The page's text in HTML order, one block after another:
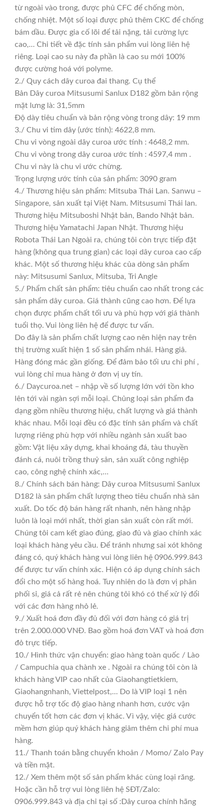
từ ngoài vào trong, được phủ CFC để chống mòn,
chống nhiệt. Một số loại được phủ thêm CKC để chống
bám dầu. Được gia cố lõi để tải nặng, tải cường lực
cao,… Chi tiết về đặc tính sản phẩm vui lòng liên hệ
riêng. Loại cao su này đa phần là cao su mới 100%
được cường hoá với polyme.
2./ Quy cách dây curoa đai thang. Cụ thể
Bản Dây curoa Mitsusumi Sanlux D182 gồm bản rộng
mặt lưng là: 31,5mm
Độ dày tiêu chuẩn và bản rộng vòng trong dây: 19 mm
3./ Chu vi tim dây (ước tính): 4622,8 mm.
Chu vi vòng ngoài dây curoa ước tính : 4648,2 mm.
Chu vi vòng trong dây curoa ước tính : 4597,4 mm .
Chu vi này là chu vi ước chừng.
Trọng lượng ước tính của sản phẩm: 3090 gram
4./ Thương hiệu sản phẩm: Mitsuba Thái Lan. Sanwu –
Singapore, sản xuất tại Việt Nam. Mitsusumi Thái lan.
Thương hiệu Mitsuboshi Nhật bản, Bando Nhật bản.
Thương hiệu Yamatachi Japan Nhật. Thương hiệu
Robota Thái Lan Ngoài ra, chúng tôi còn trực tiếp đặt
hàng (không qua trung gian) các loại dây curoa cao cấp
khác. Một số thương hiệu khác của dòng sản phẩm
này: Mitsusumi Sanlux, Mitsuba, Tri Angle
5./ Phẩm chất sản phẩm: tiêu chuẩn cao nhất trong các
sản phẩm dây curoa. Giá thành cũng cao hơn. Để lựa
chọn được phẩm chất tối ưu và phù hợp với giá thành
tuổi thọ. Vui lòng liên hệ để được tư vấn.
Do đây là sản phẩm chất lượng cao nên hiện nay trên
thị trường xuất hiện 1 số sản phẩm nhái. Hàng giả.
Hàng đóng mác gần giống. Để đảm bảo tối ưu chi phí ,
vui lòng chỉ mua hàng ở đơn vị uy tín.
6./ Daycuroa.net – nhập về số lượng lớn với tồn kho
lên tới vài ngàn sợi mỗi loại. Chủng loại sản phẩm đa
dạng gồm nhiều thương hiệu, chất lượng và giá thành
khác nhau. Mỗi loại đều có đặc tính sản phẩm và chất
lượng riêng phù hợp với nhiều ngành sản xuất bao
gồm: Vật liệu xây dựng, khai khoáng đá, tàu thuyền
đánh cá, nuôi trồng thuỷ sản, sản xuất công nghiệp
cao, công nghệ chính xác,…
8./ Chính sách bán hàng: Dây curoa Mitsusumi Sanlux
D182 là sản phẩm chất lượng theo tiêu chuẩn nhà sản
xuất. Do tốc độ bán hàng rất nhanh, nên hàng nhập
luôn là loại mới nhất, thời gian sản xuất còn rất mới.
Chúng tôi cam kết giao đúng, giao đủ và giao chính xác
loại khách hàng yêu cầu. Để tránh nhưng sai xót không
đáng có, quý khách hàng vui lòng liên hệ 0906.999.843
để được tư vấn chính xác. Hiện có áp dụng chính sách
đổi cho một số hàng hoá. Tuy nhiên do là đơn vị phân
phối sỉ, giá cả rất rẻ nên chúng tôi khó có thể xử lý đổi
với các đơn hàng nhỏ lẻ.
9./ Xuất hoá đơn đầy đủ đối với đơn hàng có giá trị
trên 2.000.000 VNĐ. Bao gồm hoá đơn VAT và hoá đơn
đỏ trực tiếp.
10./ Hình thức vận chuyển: giao hàng toàn quốc / Lào
/ Campuchia qua chành xe . Ngoài ra chúng tôi còn là
khách hàng VIP cao nhất của Giaohangtietkiem,
Giaohangnhanh, Viettelpost,… Do là VIP loại 1 nên
được hỗ trợ tốc độ giao hàng nhanh hơn, cước vận
chuyển tốt hơn các đơn vị khác. Vì vậy, việc giá cước
mềm hơn giúp quý khách hàng giảm thêm chi phí mua
hàng.
11./ Thanh toán bằng chuyển khoản / Momo/ Zalo Pay
và tiền mặt.
12./ Xem thêm một số sản phẩm khác cùng loại răng.
Hoặc cần hỗ trợ vui lòng liên hệ SĐT/Zalo:
0906.999.843 và địa chỉ tại số :Dây curoa chính hãng